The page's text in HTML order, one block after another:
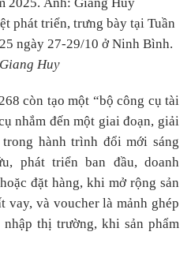
phát triển, trưng bày tại Tuần
ngày 27-29/10 ở Ninh Bình.
Giang Huy
còn tạo một “bộ công cụ tài
nhắm đến một giai đoạn, giải
hành trình đổi mới sáng
phát triển ban đầu, doanh
đặt hàng, khi mở rộng sản
vay, và voucher là mảnh ghép
thị trường, khi sản phẩm